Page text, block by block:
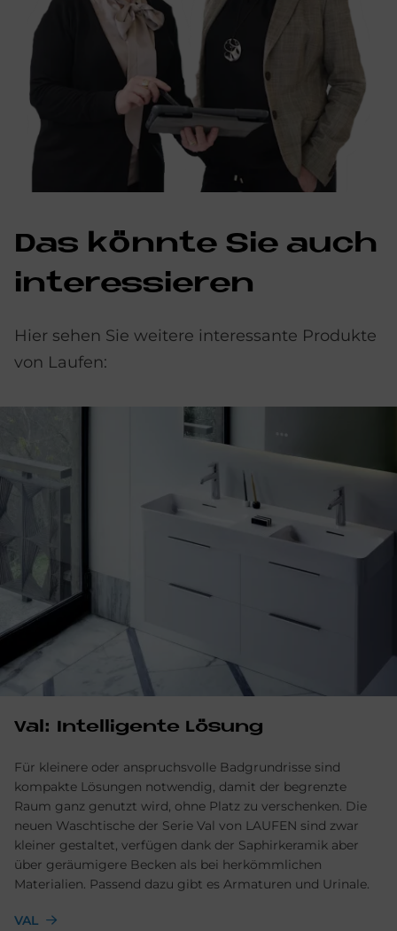
Das könn­te Sie auch
in­ter­es­sie­ren
Hier sehen Sie weitere interessante Produkte
von Laufen:
Val: Intelligente Lösung
Für kleinere oder anspruchsvolle Badgrundrisse sind
kompakte Lösungen notwendig, damit der begrenzte
Raum ganz genutzt wird, ohne Platz zu verschenken. Die
neuen Waschtische der Serie Val von LAUFEN sind zwar
kleiner gestaltet, verfügen dank der Saphirkeramik aber
über geräumigere Becken als bei herkömmlichen
Materialien. Passend dazu gibt es Armaturen und Urinale.
VAL